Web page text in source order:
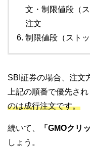
文・制限値段（
注文
制限値段（スト
SBI証券の場合、注文
上記の順番で優先され
のは成行注文です。
続いて、 「GMOクリ
しょう。